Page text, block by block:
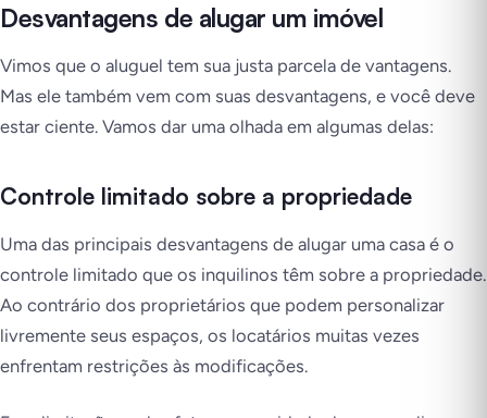
Desvantagens de alugar um imóvel
Vimos que o aluguel tem sua justa parcela de vantagens.
Mas ele também vem com suas desvantagens, e você deve
estar ciente. Vamos dar uma olhada em algumas delas:
Controle limitado sobre a propriedade
Uma das principais desvantagens de alugar uma casa é o
controle limitado que os inquilinos têm sobre a propriedade.
Ao contrário dos proprietários que podem personalizar
livremente seus espaços, os locatários muitas vezes
enfrentam restrições às modificações.